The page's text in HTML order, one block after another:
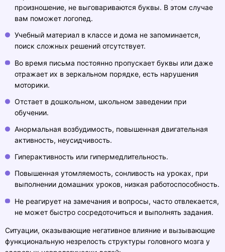
произношение, не выговариваются буквы. В этом случае
вам поможет логопед.
Учебный материал в классе и дома не запоминается,
поиск сложных решений отсутствует.
Во время письма постоянно пропускает буквы или даже
отражает их в зеркальном порядке, есть нарушения
моторики.
Отстает в дошкольном, школьном заведении при
обучении.
Анормальная возбудимость, повышенная двигательная
активность, неусидчивость.
Гиперактивность или гипермедлительность.
Повышенная утомляемость, сонливость на уроках, при
выполнении домашних уроков, низкая работоспособность.
Не реагирует на замечания и вопросы, часто отвлекается,
не может быстро сосредоточиться и выполнять задания.
Ситуации, оказывающие негативное влияние и вызывающие
функциональную незрелость структуры головного мозга у